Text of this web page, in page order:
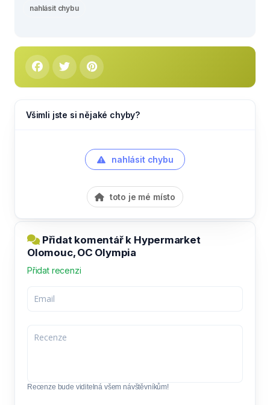
nahlásit chybu
Všimli jste si nějaké chyby?
nahlásit chybu
toto je mé místo
Přidat komentář k Hypermarket
Olomouc, OC Olympia
Přidat recenzi
Recenze bude viditelná všem návštěvníkům!